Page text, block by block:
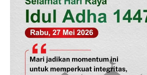
Indeks Berita